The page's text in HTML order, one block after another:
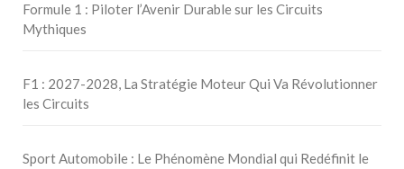
Formule 1 : Piloter l’Avenir Durable sur les Circuits
Mythiques
F1 : 2027-2028, La Stratégie Moteur Qui Va Révolutionner
les Circuits
Sport Automobile : Le Phénomène Mondial qui Redéfinit le